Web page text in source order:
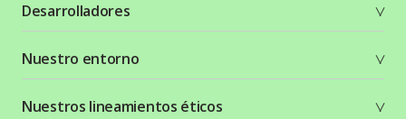
Planes y tarifas
Crea tu cuenta
Seguridad
Términos y condiciones
Política de privacidad
Desarrolladores
Recursos gráficos
Status Page
Nuestro entorno
¿Qué es Wompi?
Nuestros lineamientos éticos